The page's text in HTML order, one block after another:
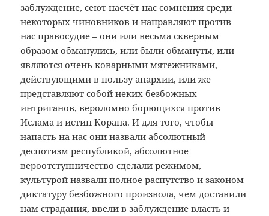
заблуждение, сеют насчёт нас сомнения среди
некоторых чиновников и направляют против
нас правосудие – они или весьма скверным
образом обманулись, или были обмануты, или
являются очень коварными мятежниками,
действующими в пользу анархии, или же
представляют собой неких безбожных
интриганов, вероломно борющихся против
Ислама и истин Корана. И для того, чтобы
напасть на нас они назвали абсолютный
деспотизм республикой, абсолютное
вероотступничество сделали режимом,
культурой назвали полное распутство и законом
диктатуру безбожного произвола, чем доставили
нам страдания, ввели в заблуждение власть и